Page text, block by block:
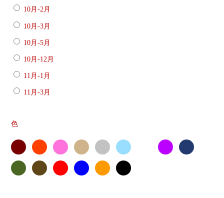
10月-2月
10月-3月
10月-5月
10月-12月
11月-1月
11月-3月
色